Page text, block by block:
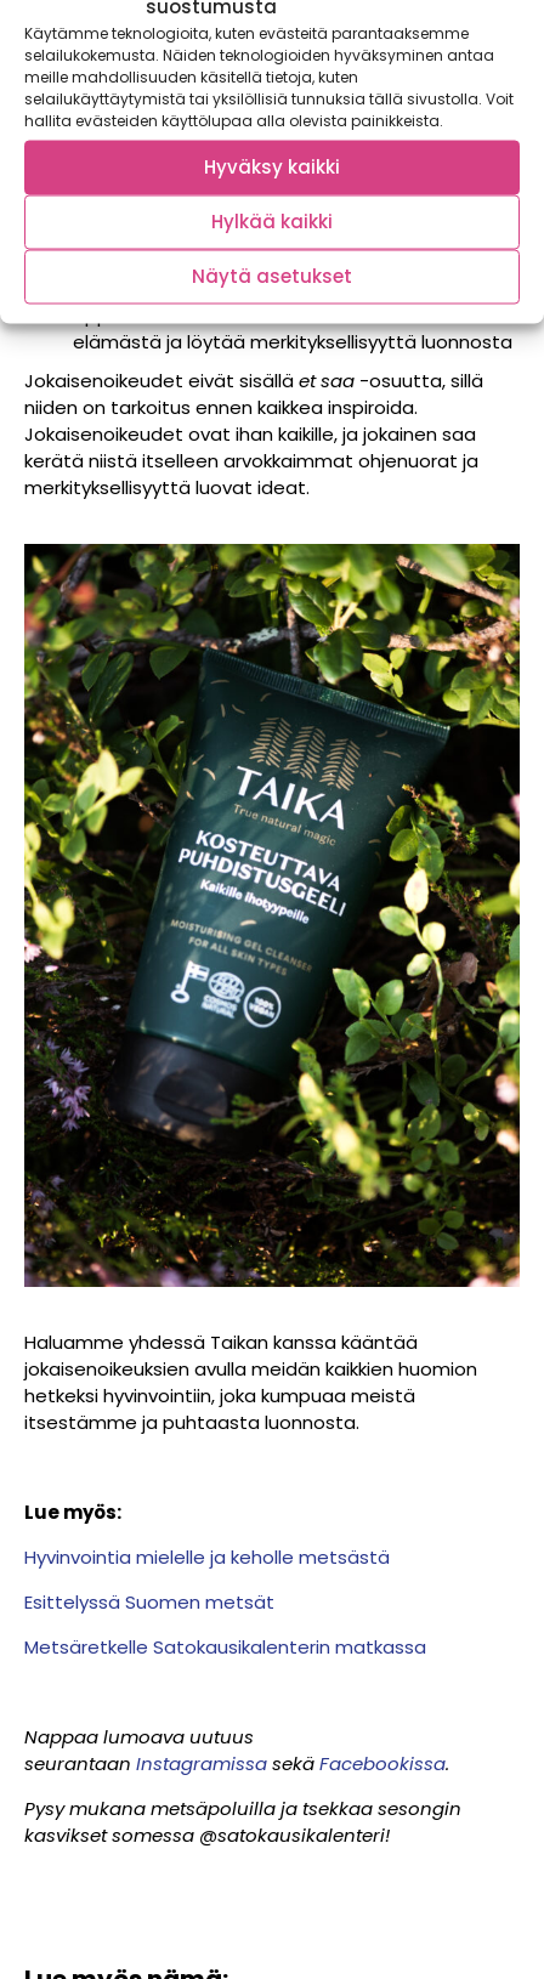
suostumusta
Käytämme teknologioita, kuten evästeitä parantaaksemme
selailukokemusta. Näiden teknologioiden hyväksyminen antaa
meille mahdollisuuden käsitellä tietoja, kuten
selailukäyttäytymistä tai yksilöllisiä tunnuksia tällä sivustolla. Voit
hallita evästeiden käyttölupaa alla olevista painikkeista.
Hyväksy kaikki
Hylkää kaikki
Näytä asetukset
vain paremmin arvojasi
jakaa tietoisuutta vastuullisuudesta,
ekologisuudesta ja eettisestä kuluttamisesta
ympärillesi
voimaantua luonnosta ja rentoutua siellä
iloita kauniista asioista ja edistyksestä
yhteiskuntamme ekologisista haasteista
valita itsellesi hyvää tekeviä asioita elämääsi,
olipa kyse sitten kosmetiikasta tai suurista
elämän linjauksista
elämästä ja löytää merkityksellisyyttä luonnosta
Jokaisenoikeudet eivät sisälläet saa -osuutta, sillä
niiden on tarkoitus ennen kaikkea inspiroida.
Jokaisenoikeudet ovat ihan kaikille, ja jokainen saa
kerätä niistä itselleen arvokkaimmat ohjenuorat ja
merkityksellisyyttä luovat ideat.
Haluamme yhdessä Taikan kanssa kääntää
jokaisenoikeuksien avulla meidän kaikkien huomion
hetkeksi hyvinvointiin, joka kumpuaa meistä
itsestämme ja puhtaasta luonnosta.
Lue myös:
Hyvinvointia mielelle ja keholle metsästä
Esittelyssä Suomen metsät
Metsäretkelle Satokausikalenterin matkassa
Nappaa lumoava uutuus
seurantaan InstagramissasekäFacebookissa.
Pysy mukana metsäpoluilla ja tsekkaa sesongin
kasvikset somessa @satokausikalenteri!